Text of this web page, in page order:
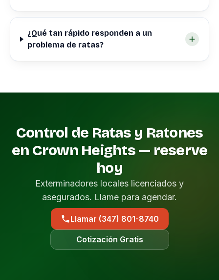
¿Qué tan rápido responden a un
problema de ratas?
Control de Ratas y Ratones
en Crown Heights — reserve
hoy
Exterminadores locales licenciados y
asegurados. Llame para agendar.
Llamar (347) 801-8740
Cotización Gratis